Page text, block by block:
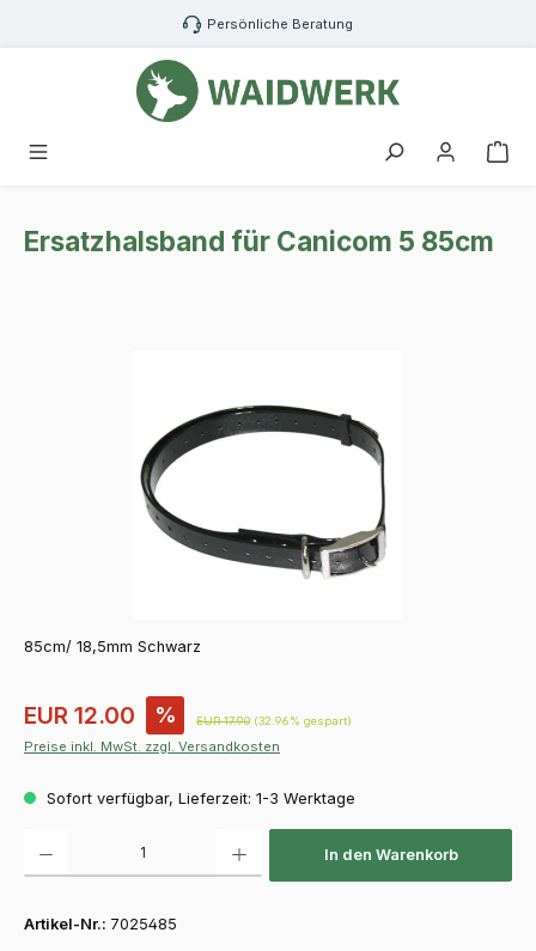
Zum Hauptinhalt springen Persönliche Beratung
Ersatzhalsband für Canicom 5 85cm
85cm/ 18,5mm Schwarz
Verkaufspreis:
EUR 12.00 % Regulärer Preis:
EUR 17.90 (32.96% gespart)
Preise inkl. MwSt. zzgl. Versandkosten
Sofort verfügbar, Lieferzeit: 1-3 Werktage
In den Warenkorb
Artikel-Nr.: 7025485